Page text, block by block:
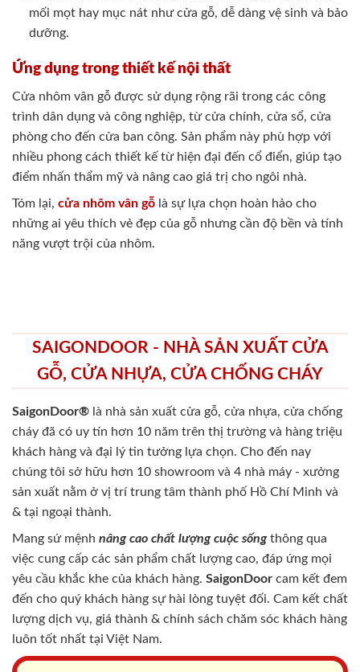
mối mọt hay mục nát như cửa gỗ, dễ dàng vệ sinh và bảo
dưỡng.
Ứng dụng trong thiết kế nội thất
Cửa nhôm vân gỗ được sử dụng rộng rãi trong các công
trình dân dụng và công nghiệp, từ cửa chính, cửa sổ, cửa
phòng cho đến cửa ban công. Sản phẩm này phù hợp với
nhiều phong cách thiết kế từ hiện đại đến cổ điển, giúp tạo
điểm nhấn thẩm mỹ và nâng cao giá trị cho ngôi nhà.
Tóm lại, cửa nhôm vân gỗ là sự lựa chọn hoàn hảo cho
những ai yêu thích vẻ đẹp của gỗ nhưng cần độ bền và tính
năng vượt trội của nhôm.
SAIGONDOOR - NHÀ SẢN XUẤT CỬA
GỖ, CỬA NHỰA, CỬA CHỐNG CHÁY
SaigonDoor® là nhà sản xuất cửa gỗ, cửa nhựa, cửa chống
cháy đã có uy tín hơn 10 năm trên thị trường và hàng triệu
khách hàng và đại lý tin tưởng lựa chọn. Cho đến nay
chúng tôi sở hữu hơn 10 showroom và 4 nhà máy - xưởng
sản xuất nằm ở vị trí trung tâm thành phố Hồ Chí Minh và
& tại ngoại thành.
Mang sứ mệnh nâng cao chất lượng cuộc sốngthông qua
việc cung cấp các sản phẩm chất lượng cao, đáp ứng mọi
yêu cầu khắc khe của khách hàng. SaigonDoor cam kết đem
đến cho quý khách hàng sự hài lòng tuyệt đối. Cam kết chất
lượng dịch vụ, giá thành & chính sách chăm sóc khách hàng
luôn tốt nhất tại Việt Nam.